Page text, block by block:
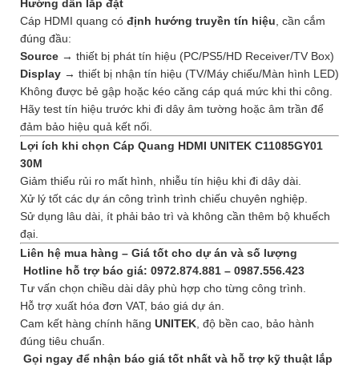
Hướng dẫn lắp đặt
Cáp HDMI quang có định hướng truyền tín hiệu , cần cắm
đúng đầu:
Source → thiết bị phát tín hiệu (PC/PS5/HD Receiver/TV Box)
Display → thiết bị nhận tín hiệu (TV/Máy chiếu/Màn hình LED)
Không được bẻ gập hoặc kéo căng cáp quá mức khi thi công.
Hãy test tín hiệu trước khi đi dây âm tường hoặc âm trần để
đảm bảo hiệu quả kết nối.
Lợi ích khi chọn Cáp Quang HDMI UNITEK C11085GY01
30M
Giảm thiểu rủi ro mất hình, nhiễu tín hiệu khi đi dây dài.
Xử lý tốt các dự án công trình trình chiếu chuyên nghiệp.
Sử dụng lâu dài, ít phải bảo trì và không cần thêm bộ khuếch
đại.
Liên hệ mua hàng – Giá tốt cho dự án và số lượng
Hotline hỗ trợ báo giá: 0972.874.881 – 0987.556.423
Tư vấn chọn chiều dài dây phù hợp cho từng công trình.
Hỗ trợ xuất hóa đơn VAT, báo giá dự án.
Cam kết hàng chính hãng UNITEK , độ bền cao, bảo hành
đúng tiêu chuẩn.
Gọi ngay để nhận báo giá tốt nhất và hỗ trợ kỹ thuật lắp